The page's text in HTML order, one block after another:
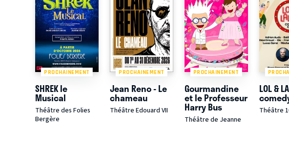
PROCHAINEMENT
SHREK le
Musical
Théâtre des Folies
Bergère
PROCHAINEMENT
Jean Reno - Le
chameau
Théâtre Edouard VII
PROCHAINEMENT
Gourmandine
et le Professeur
Harry Bus
Théâtre de Jeanne
LOL &
Théâtre